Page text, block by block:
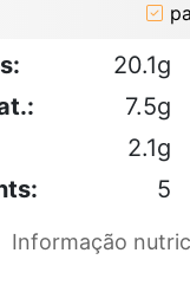
20.1g
7.5g
2.1g
5
Informação